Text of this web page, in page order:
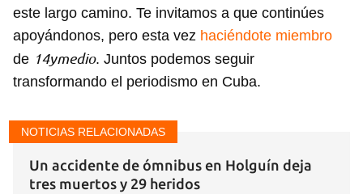
este largo camino. Te invitamos a que continúes
apoyándonos, pero esta vez haciéndote miembro
de 14ymedio. Juntos podemos seguir
transformando el periodismo en Cuba.
NOTICIAS RELACIONADAS
Un accidente de ómnibus en Holguín deja
tres muertos y 29 heridos